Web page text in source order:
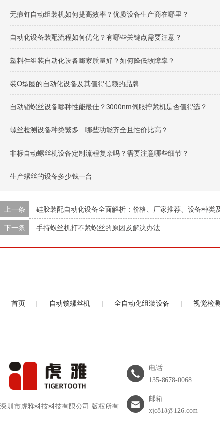
无痕钉自动组装机如何提高效率？优质设备生产商在哪里？
自动化设备装配流程如何优化？有哪些关键点需要注意？
塑料件组装自动化设备哪家质量好？如何降低故障率？
装O型圈的自动化设备及其值得信赖的品牌
自动锁螺丝设备哪种性能最佳？3000nm伺服拧紧机是否值得选？
螺丝检测设备种类繁多，哪些功能齐全且性价比高？
非标自动螺丝机设备定制流程复杂吗？需要注意哪些细节？
生产螺丝的设备多少钱一台
上一条
硅胶装配自动化设备全面解析：价格、厂家推荐、设备种类
下一条
手持螺丝机打不紧螺丝的原因及解决办法
首页 | 自动锁螺丝机 | 全自动化组装设备 | 视觉检
深圳市虎雅科技科技有限公司 版权所有
电话
135-8678-0068
邮箱
xjc818@126.com